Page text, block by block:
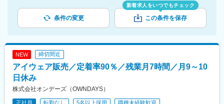
条件の変更
新着求人をいつでもチェック
この条件を保存
NEW 締切間近
アイウェア販売／定着率90％／残業月7時間／月9～10
日休み
株式会社オンデーズ（OWNDAYS）
正社員 転勤なし 5名以上採用
職種未経験歓迎